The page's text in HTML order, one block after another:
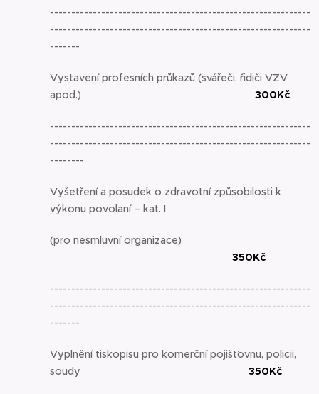
-------------------------------------------------------------
-------------------------------------------------------------
-------
Vystavení profesních průkazů (svářeči, řidiči VZV
apod.) 300Kč
-------------------------------------------------------------
-------------------------------------------------------------
--------
Vyšetření a posudek o zdravotní způsobilosti k
výkonu povolaní – kat. I
(pro nesmluvní organizace)
350Kč
-------------------------------------------------------------
-------------------------------------------------------------
-------
Vyplnění tiskopisu pro komerční pojišťovnu, policii,
soudy 350Kč